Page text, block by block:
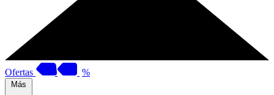
Ofertas %
Más